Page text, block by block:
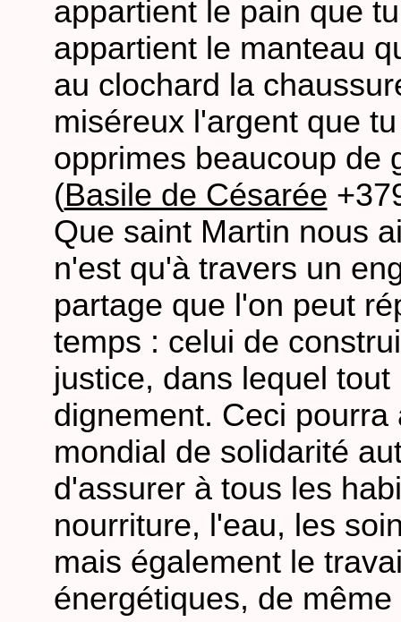
appartient le pain que
appartient le manteau
au clochard la
miséreux l'argent que
opprimes beaucoup de
(Basile de Césarée
Que saint Martin nous
n'est qu'à travers un
partage que l'on peut
temps : celui de
justice, dans lequel
dignement. Ceci
mondial de solidarité
d'assurer à tous les
nourriture, l'eau, les
mais également le
énergétiques, de